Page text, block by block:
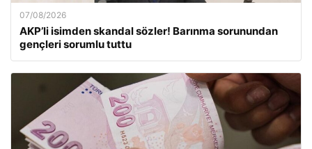
07/08/2026
AKP’li isimden skandal sözler! Barınma sorunundan
gençleri sorumlu tuttu